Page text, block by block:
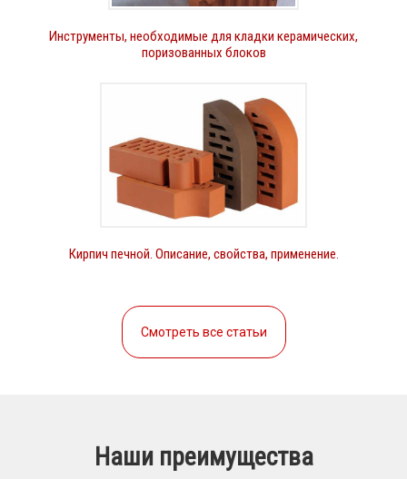
Инструменты, необходимые для кладки керамических,
поризованных блоков
Кирпич печной. Описание, свойства, применение.
Смотреть все статьи
Наши преимущества